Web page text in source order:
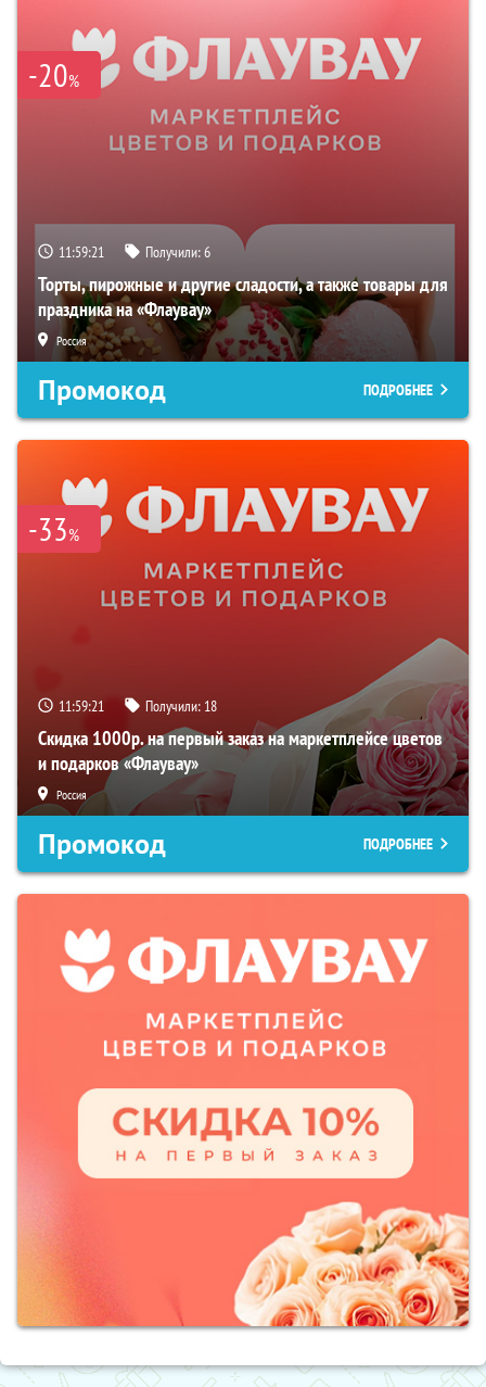
-20%
11:59:20 Получили:6
Торты, пирожные и другие сладости, а также товары для
праздника на «Флаувау»
Россия
Промокод ПОДРОБНЕЕ
-33%
11:59:20 Получили: 18
Скидка 1000р. на первый заказ на маркетплейсе цветов
и подарков «Флаувау»
Россия
Промокод ПОДРОБНЕЕ